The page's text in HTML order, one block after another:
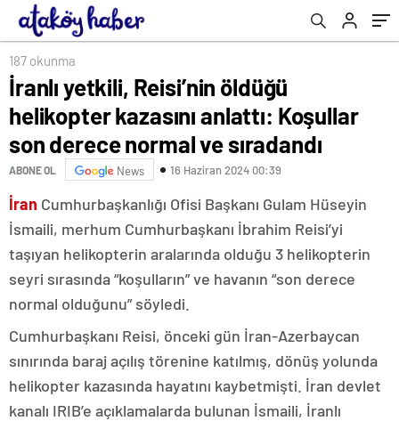
ve sıradandı
187 okunma
İranlı yetkili, Reisi’nin öldüğü
helikopter kazasını anlattı: Koşullar
son derece normal ve sıradandı
ABONE OL News 16 Haziran 2024 00:39
İran Cumhurbaşkanlığı Ofisi Başkanı Gulam Hüseyin
İsmaili, merhum Cumhurbaşkanı İbrahim Reisi’yi
taşıyan helikopterin aralarında olduğu 3 helikopterin
seyri sırasında “koşulların” ve havanın “son derece
normal olduğunu” söyledi.
Cumhurbaşkanı Reisi, önceki gün İran-Azerbaycan
sınırında baraj açılış törenine katılmış, dönüş yolunda
helikopter kazasında hayatını kaybetmişti. İran devlet
kanalı IRIB’e açıklamalarda bulunan İsmaili, İranlı